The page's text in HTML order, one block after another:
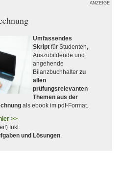
ANZEIGE
Umfassendes
Skript für Studenten,
Auszubildende und
angehende
Bilanzbuchhalter zu
allen
prüfungsrelevanten
Themen aus der
als ebook im pdf-Format.
>>
Inkl.
und Lösungen.